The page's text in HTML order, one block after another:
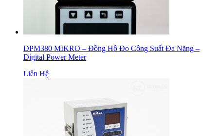
DPM380 MIKRO – Đồng Hồ Đo Công Suất Đa Năng –
Digital Power Meter
Liên Hệ